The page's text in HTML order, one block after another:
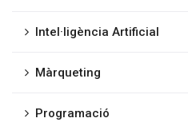
Intel·ligència Artificial
Màrqueting
Programació